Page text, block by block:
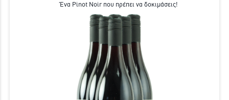
Ένα Pinot Noir που πρέπει να δοκιμάσεις!